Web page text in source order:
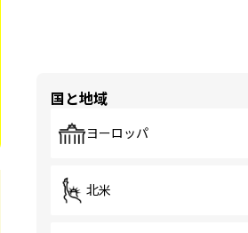
国と地域
ヨーロッパ
北米